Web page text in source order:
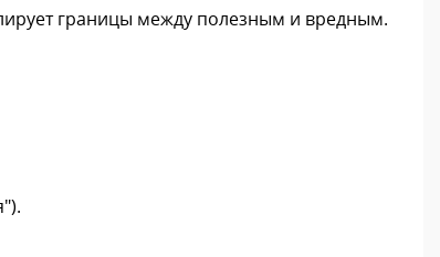
границы между полезным и вредным.